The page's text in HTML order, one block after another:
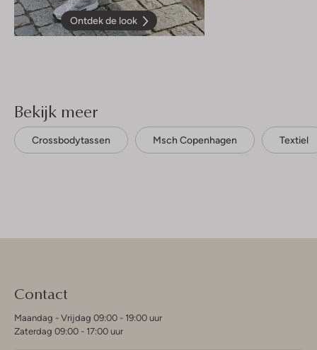
Ontdek de look
Bekijk meer
Crossbodytassen Msch Copenhagen Textiel
Contact
Maandag - Vrijdag 09:00 - 19:00 uur
Zaterdag 09:00 - 17:00 uur